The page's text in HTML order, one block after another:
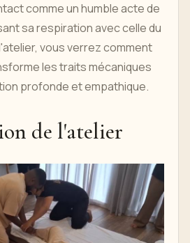
comme un humble acte de
sa respiration avec celle du
vous verrez comment
les traits mécaniques
profonde et empathique.
de l'atelier